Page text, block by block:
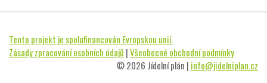
Tento projekt je spolufinancován Evropskou unií.
Zásady zpracování osobních údajů |Všeobecné obchodní podmínky
© 2026 Jídelní plán | info@jidelniplan.cz